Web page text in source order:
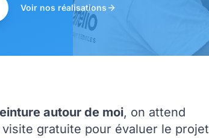
Voir nos réalisations
autour de moi, on attend
gratuite pour évaluer le projet